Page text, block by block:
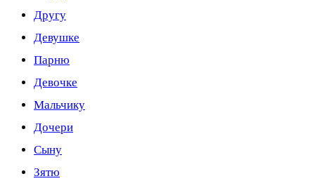
Другу
Девушке
Парню
Девочке
Мальчику
Дочери
Сыну
Зятю